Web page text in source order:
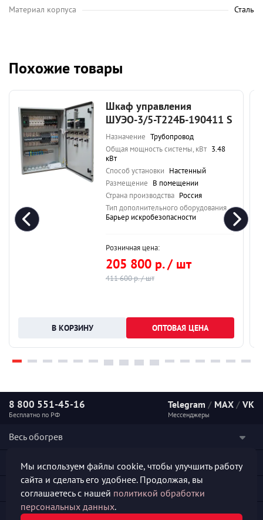
Материал корпуса Сталь
Похожие товары
Шкаф управления
ШУЭО-3/5-Т224Б-190411 S
Назначение Трубопровод
Общая мощность системы, кВт 3.48
кВт
Способ установки Настенный
Размещение В помещении
Страна производства Россия
Тип дополнительного оборудования
Барьер искробезопасности
Розничная цена:
205 800 р. / шт
411 600 р. / шт
ОПТОВАЯ ЦЕНА
8 800 551-45-16
Бесплатно по РФ
Telegram / MAX / VK
Мессенджеры
Весь обогрев
Наши услуги
Полезная информация
Мы используем файлы cookie, чтобы улучшить работу
сайта и сделать его удобнее. Продолжая, вы
соглашаетесь с нашей политикой обработки
персональных данных.